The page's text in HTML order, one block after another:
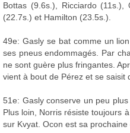
Bottas (9.6s.), Ricciardo
(22.7s.) et Hamilton (23.5s.).
49e: Gasly se bat comme un
ses pneus endommagés. Par
ne sont guère plus fringantes.
vient à bout de Pérez et se saisit
51e: Gasly conserve un peu
Plus loin, Norris résiste toujours
sur Kvyat. Ocon est sa prochaine